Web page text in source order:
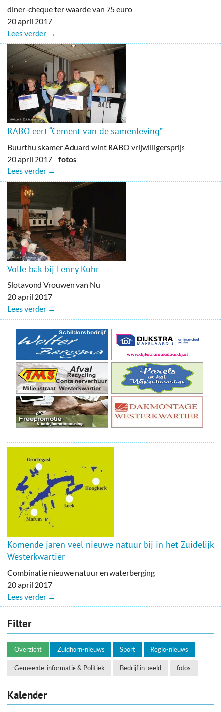
diner-cheque ter waarde van 75 euro
20 april 2017
Lees verder →
RABO eert “Cement van de samenleving”
Buurthuiskamer Aduard wint RABO vrijwilligersprijs
20 april 2017 fotos
Lees verder →
Volle bak bij Lenny Kuhr
Slotavond Vrouwen van Nu
20 april 2017
Lees verder →
Komende jaren veel nieuwe natuur bij in het Zuidelijk
Westerkwartier
Combinatie nieuwe natuur en waterberging
20 april 2017
Lees verder →
Filter
Overzicht Zuidhorn-nieuws Sport Regio-nieuws
Gemeente-informatie & Politiek Bedrijf in beeld fotos
Kalender